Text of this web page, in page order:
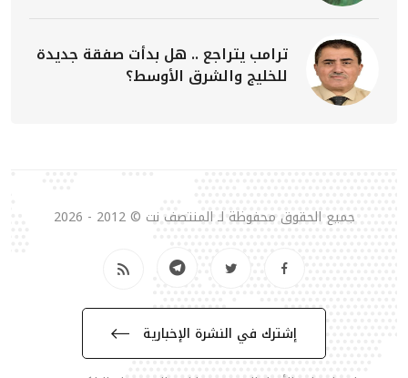
ترامب يتراجع .. هل بدأت صفقة جديدة
للخليج والشرق الأوسط؟
جميع الحقوق محفوظة لـ المنتصف نت © 2012 - 2026
إشترك في النشرة الإخبارية